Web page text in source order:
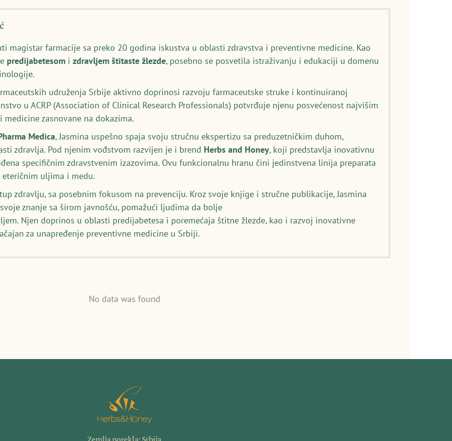
magistar farmacije sa preko 20 godina iskustva u oblasti zdravstva i preventivne medicine. Kao
predijabetesom i zdravljem štitaste žlezde, posebno se posvetila istraživanju i edukaciji u domenu
udruženja Srbije aktivno doprinosi razvoju farmaceutske struke i kontinuiranoj
u ACRP (Association of Clinical Research Professionals) potvrđuje njenu posvećenost najvišim
zasnovane na dokazima.
Medica, Jasmina uspešno spaja svoju stručnu ekspertizu sa preduzetničkim duhom,
zdravlja. Pod njenim vođstvom razvijen je i brend Herbs and Honey, koji predstavlja inovativnu
specifičnim zdravstvenim izazovima. Ovu funkcionalnu hranu čini jedinstvena linija preparata
uljima i medu.
zdravlju, sa posebnim fokusom na prevenciju. Kroz svoje knjige i stručne publikacije, Jasmina
znanje sa širom javnošću, pomažući ljudima da bolje
Njen doprinos u oblasti predijabetesa i poremećaja štitne žlezde, kao i razvoj inovativne
za unapređenje preventivne medicine u Srbiji.
No data was found